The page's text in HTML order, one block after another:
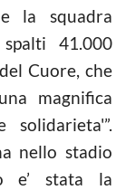
la squadra
41.000
Cuore, che
magnifica
nello stadio
e’ stata la